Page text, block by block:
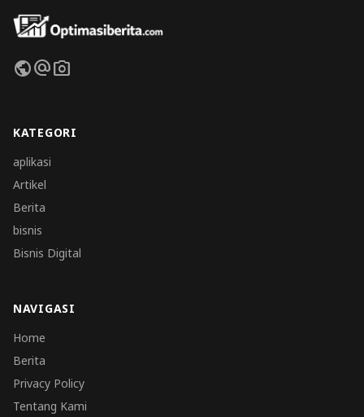
publicalternate_emailphoto_camera
KATEGORI
aplikasi
Artikel
Berita
bisnis
Bisnis Digital
NAVIGASI
Home
Berita
Privacy Policy
Tentang Kami